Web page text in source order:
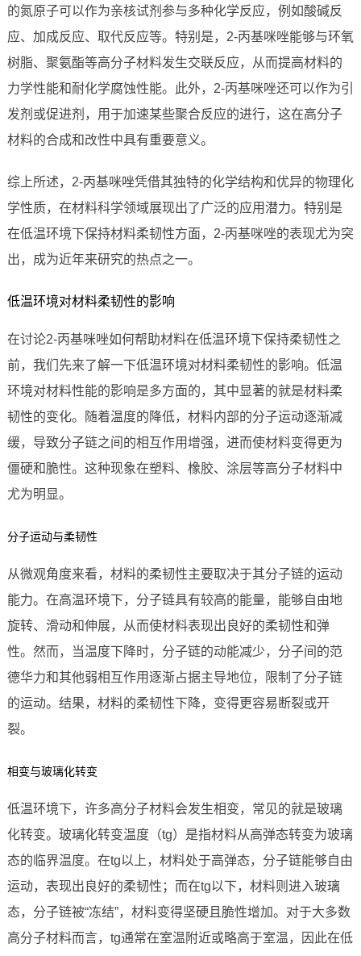
的氮原子可以作为亲核试剂参与多种化学反应，例如酸碱反
应、加成反应、取代反应等。特别是，2-丙基咪唑能够与环氧
树脂、聚氨酯等高分子材料发生交联反应，从而提高材料的
力学性能和耐化学腐蚀性能。此外，2-丙基咪唑还可以作为引
发剂或促进剂，用于加速某些聚合反应的进行，这在高分子
材料的合成和改性中具有重要意义。
综上所述，2-丙基咪唑凭借其独特的化学结构和优异的物理化
学性质，在材料科学领域展现出了广泛的应用潜力。特别是
在低温环境下保持材料柔韧性方面，2-丙基咪唑的表现尤为突
出，成为近年来研究的热点之一。
低温环境对材料柔韧性的影响
在讨论2-丙基咪唑如何帮助材料在低温环境下保持柔韧性之
前，我们先来了解一下低温环境对材料柔韧性的影响。低温
环境对材料性能的影响是多方面的，其中显著的就是材料柔
韧性的变化。随着温度的降低，材料内部的分子运动逐渐减
缓，导致分子链之间的相互作用增强，进而使材料变得更为
僵硬和脆性。这种现象在塑料、橡胶、涂层等高分子材料中
尤为明显。
分子运动与柔韧性
从微观角度来看，材料的柔韧性主要取决于其分子链的运动
能力。在高温环境下，分子链具有较高的能量，能够自由地
旋转、滑动和伸展，从而使材料表现出良好的柔韧性和弹
性。然而，当温度下降时，分子链的动能减少，分子间的范
德华力和其他弱相互作用逐渐占据主导地位，限制了分子链
的运动。结果，材料的柔韧性下降，变得更容易断裂或开
裂。
相变与玻璃化转变
低温环境下，许多高分子材料会发生相变，常见的就是玻璃
化转变。玻璃化转变温度（tg）是指材料从高弹态转变为玻璃
态的临界温度。在tg以上，材料处于高弹态，分子链能够自由
运动，表现出良好的柔韧性；而在tg以下，材料则进入玻璃
态，分子链被“冻结”，材料变得坚硬且脆性增加。对于大多数
高分子材料而言，tg通常在室温附近或略高于室温，因此在低